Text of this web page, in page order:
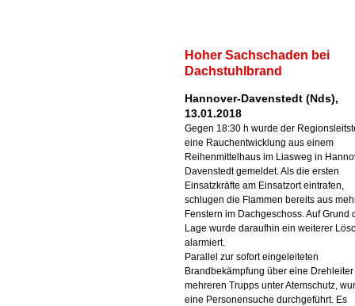
Hoher Sachschaden bei
Dachstuhlbrand
Hannover-Davenstedt (Nds),
13.01.2018
Gegen 18:30 h wurde der
eine Rauchentwicklung aus einem
Reihenmittelhaus im Liasweg in
Davenstedt gemeldet. Als die ersten
Einsatzkräfte am Einsatzort eintrafen,
schlugen die Flammen bereits aus
Fenstern im Dachgeschoss. Auf Grund
Lage wurde daraufhin ein weiterer
alarmiert.
Parallel zur sofort eingeleiteten
Brandbekämpfung über eine
mehreren Trupps unter Atemschutz,
eine Personensuche durchgeführt. Es